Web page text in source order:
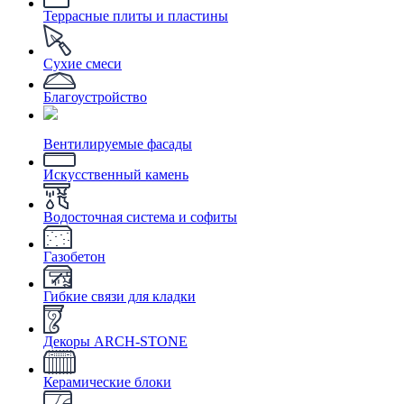
Террасные плиты и пластины
Сухие смеси
Благоустройство
Вентилируемые фасады
Искусственный камень
Водосточная система и софиты
Газобетон
Гибкие связи для кладки
Декоры ARCH-STONE
Керамические блоки